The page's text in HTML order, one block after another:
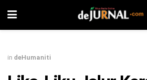
in deHumaniti